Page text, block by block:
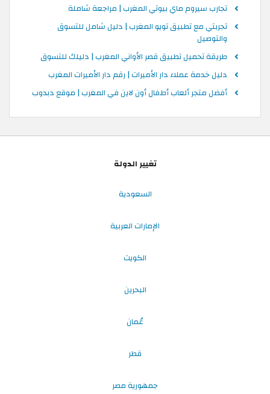
تجارب سيروم ماي بيوتي المغرب | مراجعة شاملة
تجربتي مع تطبيق تويو المغرب | دليل شامل للتسوق
والتوصيل
طريقة تحميل تطبيق قصر الأواني المغرب | دليلك للتسوق
دليل خدمة عملاء دار الأميرات | رقم دار الأميرات المغرب
أفضل متجر ألعاب أطفال أون لاين في المغرب | موقع دبدوب
تغيير الدولة
السعودية
الإمارات العربية
الكويت
البحرين
عُمان
قطر
جمهورية مصر